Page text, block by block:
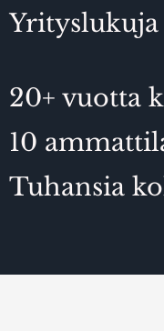
Yrityslukuja
20+ vuotta
10
Tuhansia